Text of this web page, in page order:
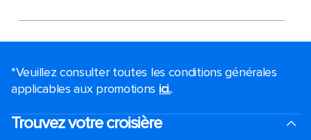
*Veuillez consulter toutes les conditions générales
applicables aux promotions ici..
Trouvez votre croisière